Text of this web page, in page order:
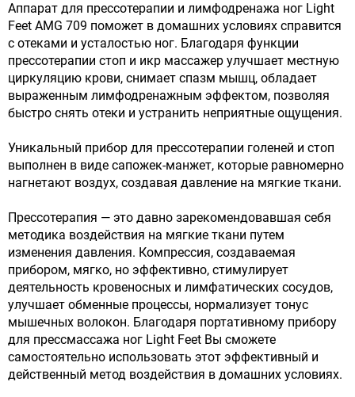
Аппарат для прессотерапии и лимфодренажа ног Light
Feet AMG 709 поможет в домашних условиях справится
с отеками и усталостью ног. Благодаря функции
прессотерапии стоп и икр массажер улучшает местную
циркуляцию крови, снимает спазм мышц, обладает
выраженным лимфодренажным эффектом, позволяя
быстро снять отеки и устранить неприятные ощущения.
Уникальный прибор для прессотерапии голеней и стоп
выполнен в виде сапожек-манжет, которые равномерно
нагнетают воздух, создавая давление на мягкие ткани.
Прессотерапия — это давно зарекомендовавшая себя
методика воздействия на мягкие ткани путем
изменения давления. Компрессия, создаваемая
прибором, мягко, но эффективно, стимулирует
деятельность кровеносных и лимфатических сосудов,
улучшает обменные процессы, нормализует тонус
мышечных волокон. Благодаря портативному прибору
для прессмассажа ног Light Feet Вы сможете
самостоятельно использовать этот эффективный и
действенный метод воздействия в домашних условиях.